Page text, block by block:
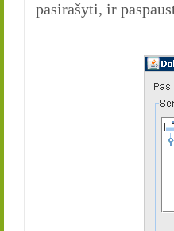
pasirašyti, ir